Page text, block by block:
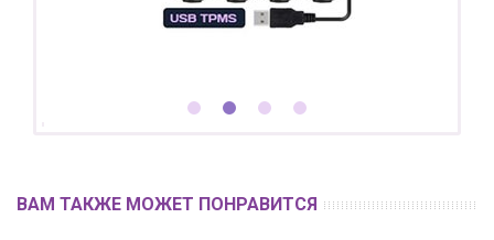
ВАМ ТАКЖЕ МОЖЕТ ПОНРАВИТСЯ